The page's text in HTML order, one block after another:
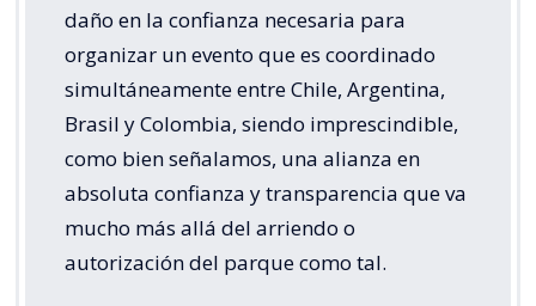
daño en la confianza necesaria para
organizar un evento que es coordinado
simultáneamente entre Chile, Argentina,
Brasil y Colombia, siendo imprescindible,
como bien señalamos, una alianza en
absoluta confianza y transparencia que va
mucho más allá del arriendo o
autorización del parque como tal.